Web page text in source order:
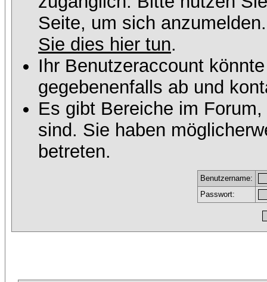
Seite, um sich
Sie dies hier tun.
Ihr Benutzeraccount
gegebenenfalls ab und
Es gibt Bereiche im
sind. Sie haben
betreten.
Benutzername:
Passwort: